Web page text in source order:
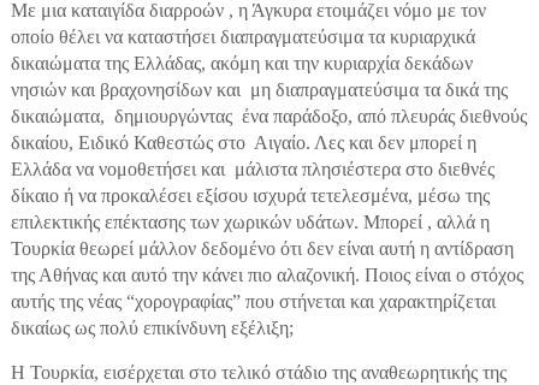
Με μια καταιγίδα διαρροών , η Άγκυρα ετοιμάζει νόμο με τον
οποίο θέλει να καταστήσει διαπραγματεύσιμα τα κυριαρχικά
δικαιώματα της Ελλάδας, ακόμη και την κυριαρχία δεκάδων
νησιών και βραχονησίδων και μη διαπραγματεύσιμα τα δικά της
δικαιώματα, δημιουργώντας ένα παράδοξο, από πλευράς διεθνούς
δικαίου, Ειδικό Καθεστώς στο Αιγαίο. Λες και δεν μπορεί η
Ελλάδα να νομοθετήσει και μάλιστα πλησιέστερα στο διεθνές
δίκαιο ή να προκαλέσει εξίσου ισχυρά τετελεσμένα, μέσω της
επιλεκτικής επέκτασης των χωρικών υδάτων. Μπορεί , αλλά η
Τουρκία θεωρεί μάλλον δεδομένο ότι δεν είναι αυτή η αντίδραση
της Αθήνας και αυτό την κάνει πιο αλαζονική. Ποιος είναι ο στόχος
αυτής της νέας “χορογραφίας” που στήνεται και χαρακτηρίζεται
δικαίως ως πολύ επικίνδυνη εξέλιξη;
Η Τουρκία, εισέρχεται στο τελικό στάδιο της αναθεωρητικής της